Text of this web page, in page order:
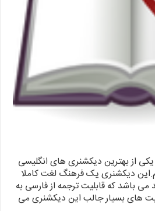
یکی از بهترین دیکشنری های انگلیسی
دیکشنری یک فرهنگ لغت کاملا
می باشد که قابلیت ترجمه از فارسی به
های بسیار جالب این دیکشنری می